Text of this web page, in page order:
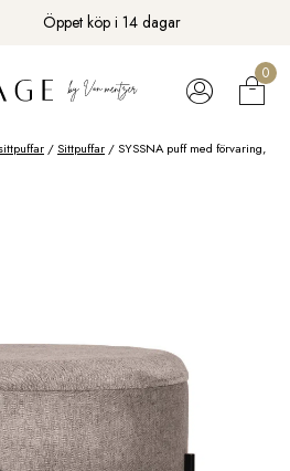
Öppet köp i 14 dagar
0
/Sittpuffar / SYSSNA puff med förvaring,